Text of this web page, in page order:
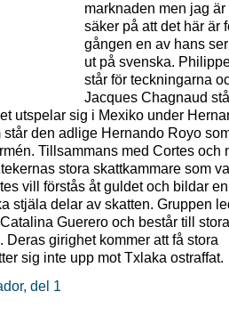
marknaden men jag
säker på att det här är
gången en av hans
ut på svenska.
står för teckningarna
Jacques Chagnaud
utspelar sig i Mexiko under
står den adlige Hernando Royo
Tillsammans med Cortes och
stora skattkammare som
vill förstås åt guldet och bildar
stjäla delar av skatten. Gruppen
Guerero och består till
Deras girighet kommer att få stora
sig inte upp mot Txlaka ostraffat.
del 1